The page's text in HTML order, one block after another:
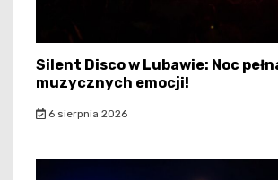
Silent Disco w Lubawie: Noc
muzycznych emocji!
6 sierpnia 2026